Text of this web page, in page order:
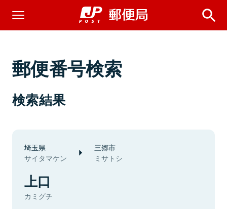
郵便番号検索
検索結果
埼玉県
サイタマケン
三郷市
ミサトシ
上口
カミグチ